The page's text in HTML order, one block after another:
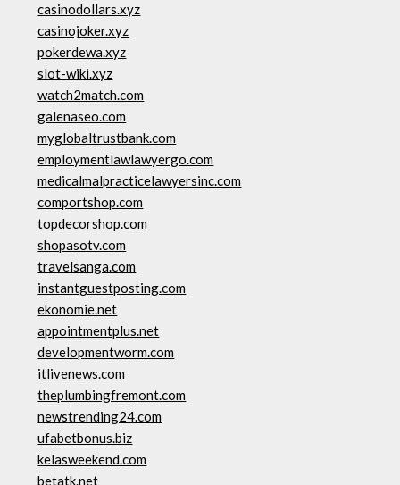
casinodollars.xyz
casinojoker.xyz
pokerdewa.xyz
slot-wiki.xyz
watch2match.com
galenaseo.com
myglobaltrustbank.com
employmentlawlawyergo.com
medicalmalpracticelawyersinc.com
comportshop.com
topdecorshop.com
shopasotv.com
travelsanga.com
instantguestposting.com
ekonomie.net
appointmentplus.net
developmentworm.com
itlivenews.com
theplumbingfremont.com
newstrending24.com
ufabetbonus.biz
kelasweekend.com
betatk.net